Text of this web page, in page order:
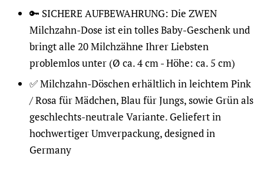
🔑 SICHERE AUFBEWAHRUNG: Die ZWEN
Milchzahn-Dose ist ein tolles Baby-Geschenk und
bringt alle 20 Milchzähne Ihrer Liebsten
problemlos unter (Ø ca. 4 cm - Höhe: ca. 5 cm)
✅ Milchzahn-Döschen erhältlich in leichtem Pink
/ Rosa für Mädchen, Blau für Jungs, sowie Grün als
geschlechts-neutrale Variante. Geliefert in
hochwertiger Umverpackung, designed in
Germany